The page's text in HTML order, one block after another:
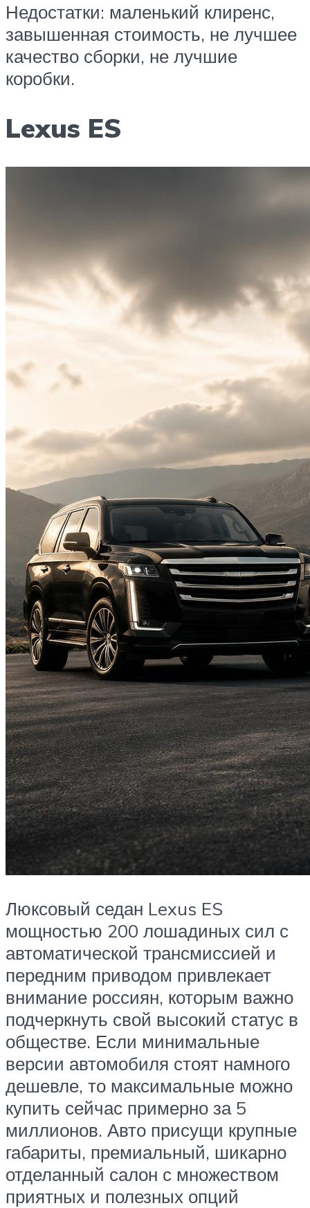
Недостатки: маленький клиренс,
завышенная стоимость, не лучшее
качество сборки, не лучшие
коробки.
Lexus ES
Люксовый седан Lexus ES
мощностью 200 лошадиных сил с
автоматической трансмиссией и
передним приводом привлекает
внимание россиян, которым важно
подчеркнуть свой высокий статус в
обществе. Если минимальные
версии автомобиля стоят намного
дешевле, то максимальные можно
купить сейчас примерно за 5
миллионов. Авто присущи крупные
габариты, премиальный, шикарно
отделанный салон с множеством
приятных и полезных опций